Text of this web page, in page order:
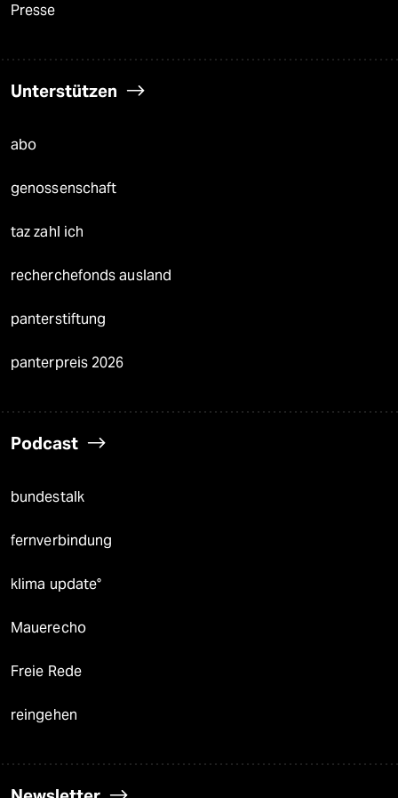
Presse
Unterstützen
abo
genossenschaft
taz zahl ich
recherchefonds ausland
panterstiftung
panterpreis 2026
Podcast
bundestalk
fernverbindung
klima update°
Mauerecho
Freie Rede
reingehen